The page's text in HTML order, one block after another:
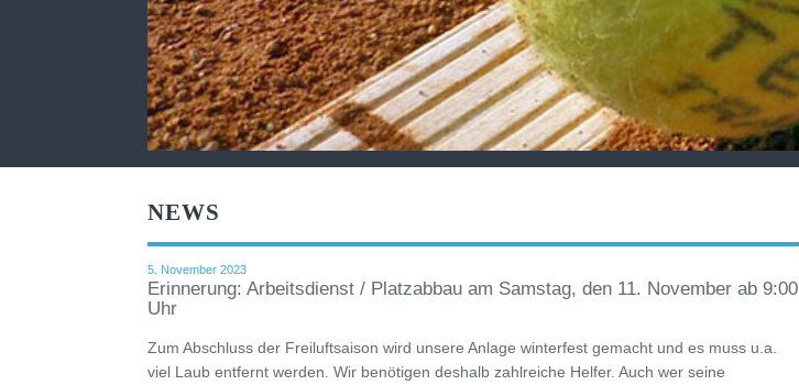
NEWS
5. November 2023
Erinnerung: Arbeitsdienst / Platzabbau am Samstag, den 11. November ab 9:00
Uhr
Zum Abschluss der Freiluftsaison wird unsere Anlage winterfest gemacht und es muss u.a.
viel Laub entfernt werden. Wir benötigen deshalb zahlreiche Helfer. Auch wer seine